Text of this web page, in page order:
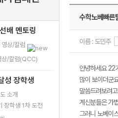
배 멘토링
영상/칼럼
상/칼럼(QCC)
성 장학생
소개
장학생 1차 도전
수학노베빠른
이름 : 도민주
안녕하세요 22
많이 보이더군
말씀드려보려
계신분들은 가
그러니 노베이